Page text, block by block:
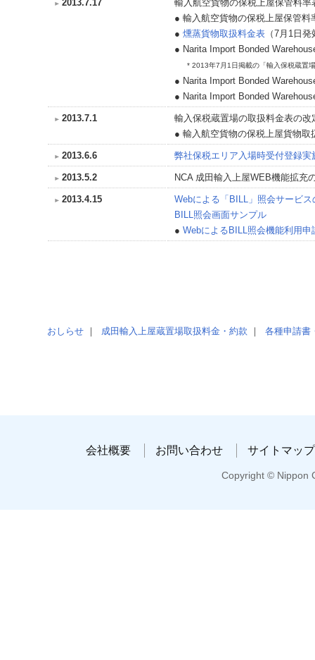
2013.7.17
輸入航空貨物の保税上屋保管料
● 輸入航空貨物の保税上屋保管料
● 燻蒸貨物取扱料金表 （7月1日発
● Narita Import Bonded
* 2013年7月1日掲載の「輸入保税蔵置場
● Narita Import Bonded
● Narita Import Bonded
2013.7.1
輸入保税蔵置場の取扱料金表の改
● 輸入航空貨物の保税上屋貨物取
2013.6.6 弊社保税エリア入場時受付登録実
2013.5.2 NCA 成田輸入上屋WEB機能拡充
2013.4.15
Webによる「BILL」照会サービス
BILL照会画面サンプル
● WebによるBILL照会機能利用申
おしらせ｜ 成田輸入上屋蔵置場取扱料金・約款 ｜ 各種申請書
会社概要 お問い合わせ サイトマップ
Copyright © Nippon